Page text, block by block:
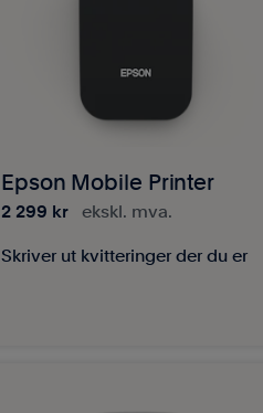
Epson Mobile Printer
2 299 kr ekskl. mva.
Skriver ut kvitteringer der du er